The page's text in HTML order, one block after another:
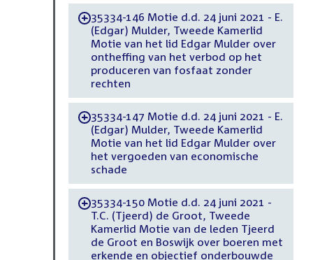
-35334-146 Motie d.d. 24 juni 2021 - E.
(Edgar) Mulder, Tweede Kamerlid
Motie van het lid Edgar Mulder over
ontheffing van het verbod op het
produceren van fosfaat zonder
rechten
-35334-147 Motie d.d. 24 juni 2021 - E.
(Edgar) Mulder, Tweede Kamerlid
Motie van het lid Edgar Mulder over
het vergoeden van economische
schade
-35334-150 Motie d.d. 24 juni 2021 -
T.C. (Tjeerd) de Groot, Tweede
Kamerlid Motie van de leden Tjeerd
de Groot en Boswijk over boeren met
erkende en objectief onderbouwde